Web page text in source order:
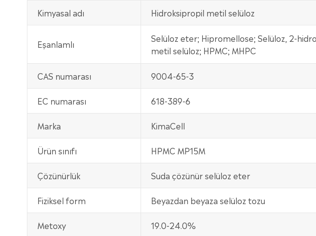
Kimyasal adı Hidroksipropil metil selüloz
Eşanlamlı
Selüloz eter; Hipromellose; Selüloz, 2-
metil selüloz; HPMC; MHPC
CAS numarası 9004-65-3
EC numarası 618-389-6
Marka KimaCell
Ürün sınıfı HPMC MP15M
Çözünürlük Suda çözünür selüloz eter
Fiziksel form Beyazdan beyaza selüloz tozu
Metoxy 19.0-24.0%